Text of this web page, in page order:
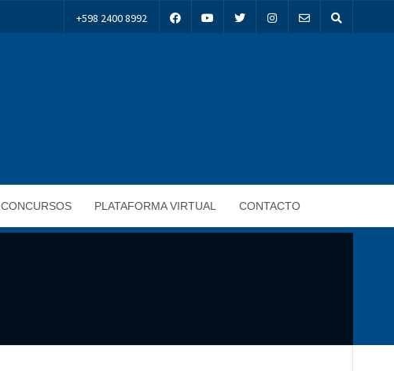
+598 2400 8992
CONCURSOS PLATAFORMA VIRTUAL CONTACTO